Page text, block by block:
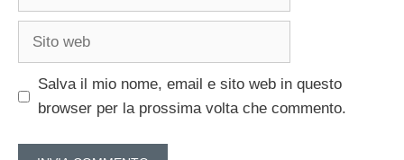
Sito
Salva il mio nome, email e sito web in questo
browser per la prossima volta che commento.